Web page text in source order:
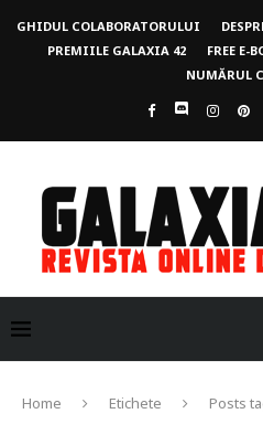
GHIDUL COLABORATORULUI
PREMIILE GALAXIA 42
FREE E-
NUMĂRUL
Home Etichete Posts